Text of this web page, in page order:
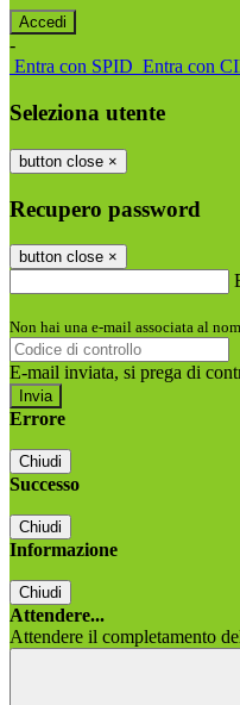
-
Entra con SPID Entra con
Seleziona utente
button close ×
Recupero password
button close ×
Non hai una e-mail associata al
E-mail inviata, si prega di
Errore
Chiudi
Successo
Chiudi
Informazione
Chiudi
Attendere...
Attendere il completamento